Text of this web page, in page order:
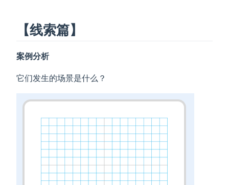
【线索篇】
案例分析
它们发生的场景是什么？